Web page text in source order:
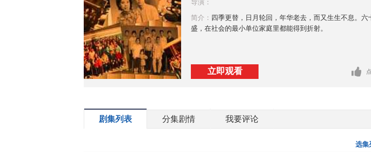
导演：
简介： 四季更替，日月轮回，年华老去，而又生生不息。
盛，在社会的最小单位家庭里都能得到折射。
立即观看
剧集列表 分集剧情 我要评论
选集